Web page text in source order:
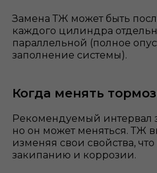
Замена ТЖ может быть
каждого цилиндра
параллельной (полное
заполнение системы).
Когда менять
Рекомендуемый интервал
но он может меняться. ТЖ
изменяя свои свойства,
закипанию и коррозии.